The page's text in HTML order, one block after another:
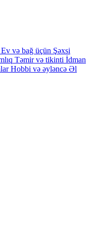
Ev və bağ üçün Şəxsi
Təmir və tikinti İdman
Hobbi və əyləncə Əl